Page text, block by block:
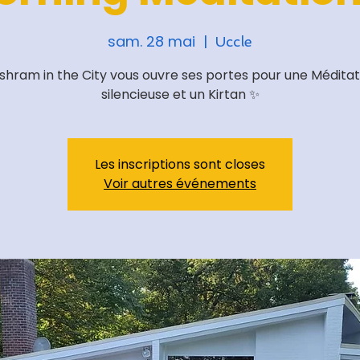
sam. 28 mai
  |
Uccle
in the City vous ouvre ses portes pour une
Les inscriptions sont closes
Voir autres événements